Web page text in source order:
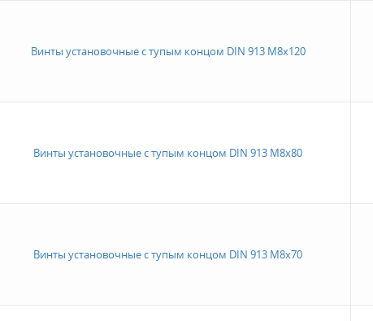
Винты установочные с тупым концом DIN 913 M8x120
Винты установочные с тупым концом DIN 913 M8x80
Винты установочные с тупым концом DIN 913 M8x70